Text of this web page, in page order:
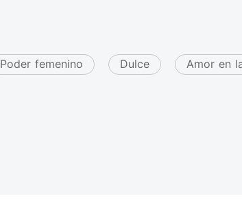
Poder femenino Dulce Amor en